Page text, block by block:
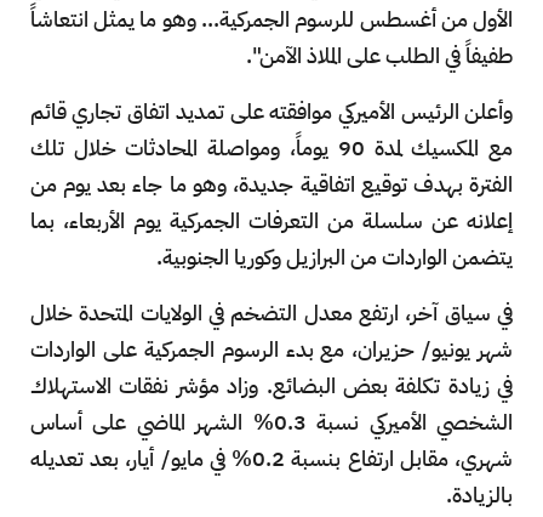
الأول من أغسطس للرسوم الجمركية... وهو ما يمثل انتعاشاً
طفيفاً في الطلب على الملاذ الآمن".
وأعلن الرئيس الأميركي موافقته على تمديد اتفاق تجاري قائم
مع المكسيك لمدة 90 يوماً، ومواصلة المحادثات خلال تلك
الفترة بهدف توقيع اتفاقية جديدة، وهو ما جاء بعد يوم من
إعلانه عن سلسلة من التعرفات الجمركية يوم الأربعاء، بما
يتضمن الواردات من البرازيل وكوريا الجنوبية.
في سياق آخر، ارتفع معدل التضخم في الولايات المتحدة خلال
شهر يونيو/ حزيران، مع بدء الرسوم الجمركية على الواردات
في زيادة تكلفة بعض البضائع. وزاد مؤشر نفقات الاستهلاك
الشخصي الأميركي نسبة 0.3% الشهر الماضي على أساس
شهري، مقابل ارتفاع بنسبة 0.2% في مايو/ أيار، بعد تعديله
بالزيادة.